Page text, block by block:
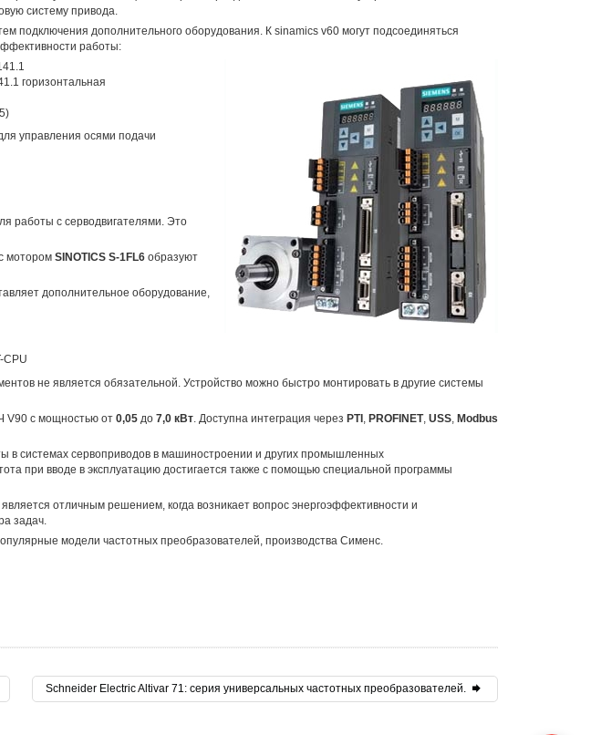
систему привода.
подключения дополнительного оборудования. К sinamics v60 могут подсоединяться
работы:
горизонтальная
управления осями подачи
работы с серводвигателями. Это
мотором SINOTICS S-1FL6образуют
дополнительное оборудование,
CPU
не является обязательной. Устройство можно быстро монтировать в другие системы
V90 c мощностью от0,05 до7,0 кВт. Доступна интеграция через PTI, PROFINET, USS, Modbus
в системах сервоприводов в машиностроении и других промышленных
при вводе в эксплуатацию достигается также с помощью специальной программы
отличным решением, когда возникает вопрос энергоэффективности и
задач.
модели частотных преобразователей, производства Сименс.
Schneider Electric Altivar 71: серия универсальных частотных преобразователей.